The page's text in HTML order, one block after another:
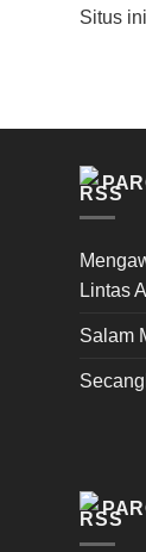
Situs
Lintas
Salam